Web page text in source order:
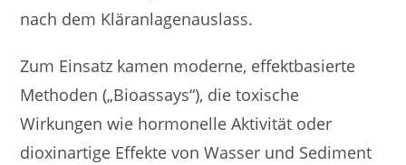
nach dem Kläranlagenauslass.
Zum Einsatz kamen moderne, effektbasierte
Methoden („Bioassays“), die toxische
Wirkungen wie hormonelle Aktivität oder
dioxinartige Effekte von Wasser und Sediment